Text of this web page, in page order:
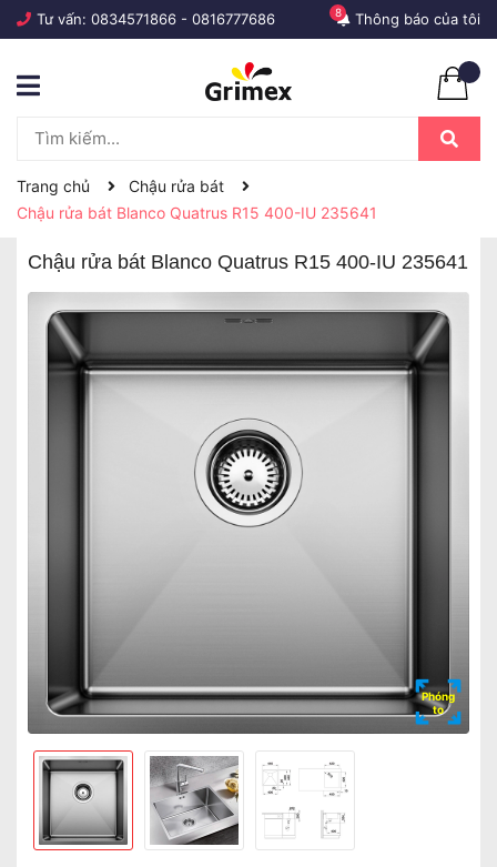
Tư vấn: 0834571866 - 0816777686 Thông báo của tôi
8
Trang chủ
Chậu rửa bát
Chậu rửa bát Blanco Quatrus R15 400-IU 235641
Chậu rửa bát Blanco Quatrus R15 400-IU 235641
Phóng
to